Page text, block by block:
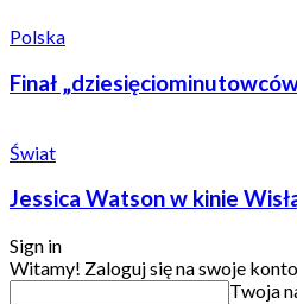
Polska
Finał
Świat
Jessica Watson w kinie
Sign in
Witamy! Zaloguj się na swoje konto
Twoja